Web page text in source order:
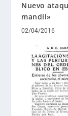
Nuevo
mandil»
02/04/2016